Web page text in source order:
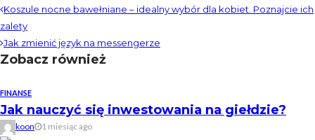
Koszule nocne bawełniane – idealny wybór dla kobiet. Poznajcie ich
zalety
Jak zmienić język na messengerze
Zobacz również
FINANSE
Jak nauczyć się inwestowania na giełdzie?
koon 1 miesiąc ago